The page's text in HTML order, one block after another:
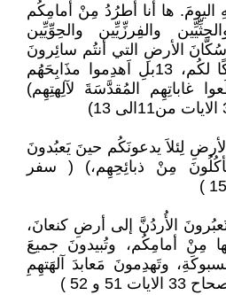
اليومَ. ها أنا أطرُدُ مِنْ أمامِكُم
والفِرزِّيِّين والحِوِّيِّين
تُعاهِدُوا سُكَّانَ الأرضِ التي أنتُم سائِرونَ
إليها، لِئلاَ يكونَ ذلِكَ شَرَكًا لكُم، 13بلِ اَهدِموا مذَابِحَهُم
غاباتِهِم المُقدَّسَةَ لآلِهتِهِم)
الأرضِ لِئلاَ يدعونَكُم حينَ يَعبُدونَ
مِنْ ذبائِحِهِم،) ( سفر
الأُردُنَّ إلى أرضِ كنعانَ،
مِنْ أمامِكُم، وتُبيدونَ جميعَ
وتَهدِمونَ مَعابدَ آلهَتهِمِ
و 52 )